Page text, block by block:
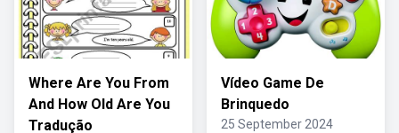
Where Are You From
And How Old Are You
Tradução
Vídeo Game De
Brinquedo
25 September 2024